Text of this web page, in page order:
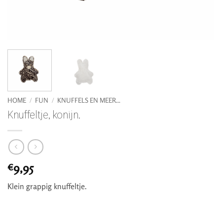
HOME / FUN / KNUFFELS EN MEER...
Knuffeltje, konijn.
€9,95
Klein grappig knuffeltje.